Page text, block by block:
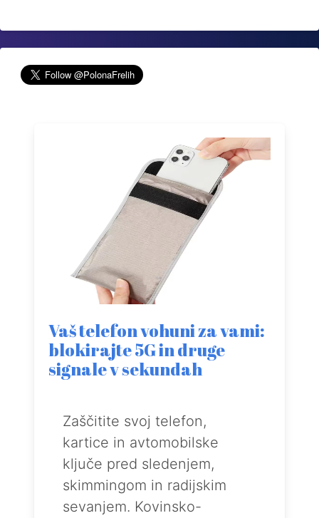
Vaš telefon vohuni za vami:
blokirajte 5G in druge
signale v sekundah
Zaščitite svoj telefon,
kartice in avtomobilske
ključe pred sledenjem,
skimmingom in radijskim
sevanjem. Kovinsko-